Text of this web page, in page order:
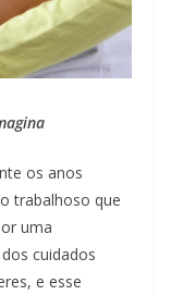
os anos
trabalhoso que
uma
cuidados
e esse